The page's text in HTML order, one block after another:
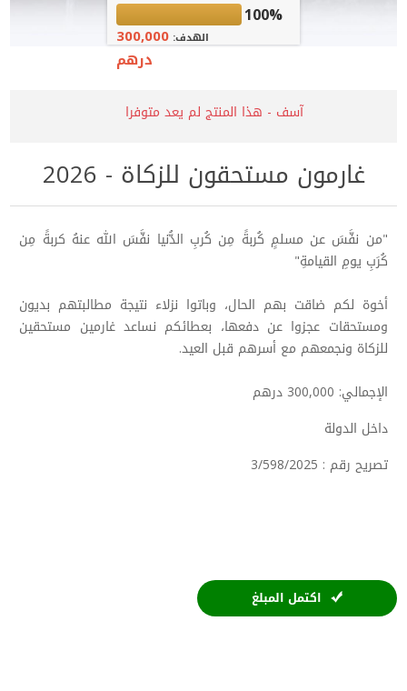
100%
الهدف:300,000
درهم
آسف - هذا المنتج لم يعد متوفرا
غارمون مستحقون للزكاة - 2026
"من نفَّسَ عن مسلمٍ كُربةً مِن كُربِ الدُّنيا نفَّسَ الله عنهُ كربةً مِن
كُرَبِ يومِ القيامةِ"
أخوة لكم ضاقت بهم الحال، وباتوا نزلاء نتيجة مطالبتهم بديون
ومستحقات عجزوا عن دفعها، بعطائكم نساعد غارمين مستحقين
للزكاة ونجمعهم مع أسرهم قبل العيد.
الإجمالي: 300,000 درهم
داخل الدولة
تصريح رقم : 3/598/2025
اكتمل المبلغ